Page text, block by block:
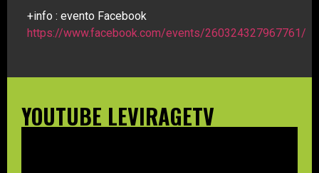
+info : evento Facebook
https://www.facebook.com/events/260324327967761/
YOUTUBE LEVIRAGETV